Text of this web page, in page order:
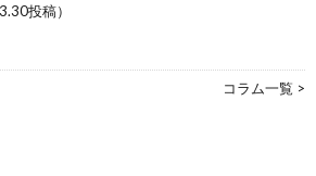
投稿）
コラム一覧 >